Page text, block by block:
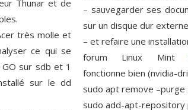
Thunar et de
très molle et
ce qui se
sur sdb et 1
sur le dd
– sauvegarder ses
sur un disque dur
– et refaire une
forum Linux Mint
fonctionne bien (nvidia-
sudo apt remove –purge
sudo add-apt-repository